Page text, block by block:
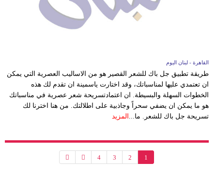
القاهرة - لبنان اليوم
طريقة تطبيق جل باك للشعر القصير هو من الاساليب العصرية التي يمكن
ان تعتمدي عليها لمناسباتك، وقد اختارت ياسمينة ان تقدم لك هذه
الخطوات السهلة والبسيطة. ان اعتمادتسريحة شعر عصرية في مناسباتك
هو ما يمكن ان يضفي سحراً وجاذبية على اطلالتك. من هنا اخترنا لك
تسريحة جل باك للشعر. ما...
المزيد
1
2
3
4